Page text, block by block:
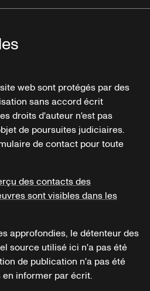
web sont protégés par des
sans accord écrit
droits d'auteur n'est pas
de poursuites judiciaires.
de contact pour toute
des contacts des
sont visibles dans les
approfondies, le détenteur des
source utilisé ici n'a pas été
de publication n'a pas été
en informer par écrit.